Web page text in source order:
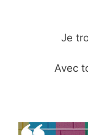
Je
Avec